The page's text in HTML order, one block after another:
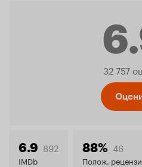
32 757
6.9 892
IMDb
88% 46
Полож.